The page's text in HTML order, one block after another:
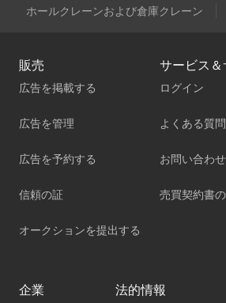
ホールクレーンおよび倉庫クレーン
販売
広告を掲載する
広告を管理
広告を予約する
信頼の証
オークションを提出する
サービス＆
ログイン
よくある質
お問い合わせ
売買契約書
企業 法的情報